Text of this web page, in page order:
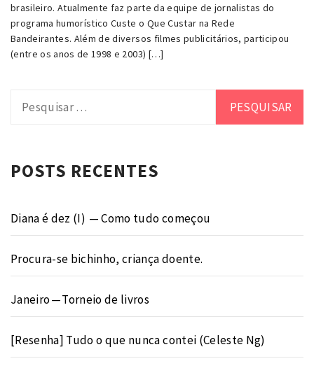
brasileiro. Atualmente faz parte da equipe de jornalistas do
programa humorístico Custe o Que Custar na Rede
Bandeirantes. Além de diversos filmes publicitários, participou
(entre os anos de 1998 e 2003) […]
POSTS RECENTES
Diana é dez (I) — Como tudo começou
Procura-se bichinho, criança doente.
Janeiro — Torneio de livros
[Resenha] Tudo o que nunca contei (Celeste Ng)